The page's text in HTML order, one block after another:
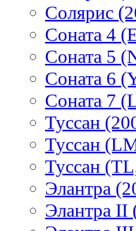
Солярис
Соната 4
Соната 5
Соната 6
Соната 7
Туссан
Туссан
Туссан
Элантра
Элантра II